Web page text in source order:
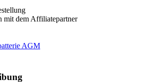
mit dem Affiliatepartner
AGM